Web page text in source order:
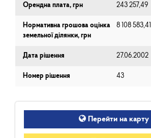
Орендна плата, грн 243 257,49
Нормативна грошова оцінка
земельної ділянки, грн
8 108 583,41
Дата рішення 27.06.2002
Номер рішення 43
Перейти на карту